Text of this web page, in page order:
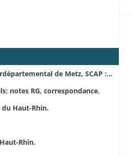
de Metz, SCAP : circulaires.
notes RG, correspondance.
Haut-Rhin.
Rhin.